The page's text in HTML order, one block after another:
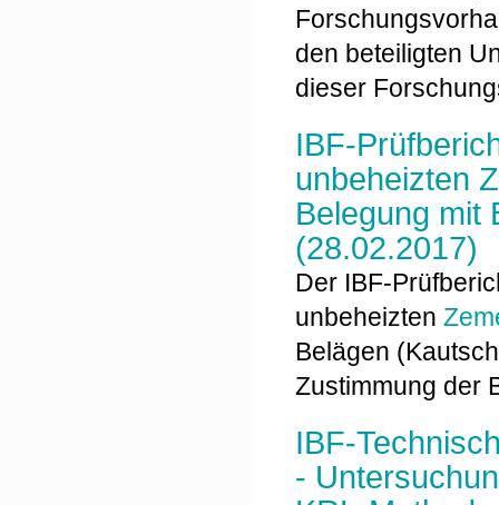
den beteiligten
dieser
IBF-
unbeheizten
Belegung mit
(28.02.2017)
Der IBF-
unbeheizten
Belägen
Zustimmung der
IBF-
-